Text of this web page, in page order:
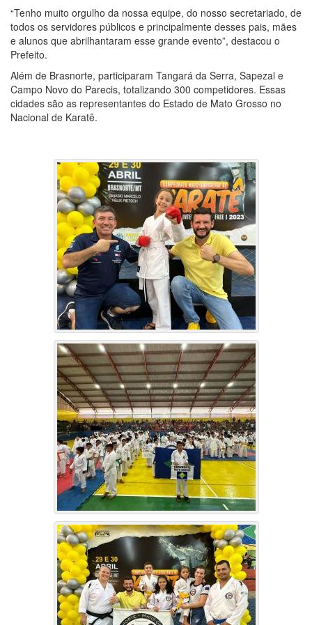
“Tenho muito orgulho da nossa equipe, do nosso secretariado, de
todos os servidores públicos e principalmente desses pais, mães
e alunos que abrilhantaram esse grande evento”, destacou o
Prefeito.
Além de Brasnorte, participaram Tangará da Serra, Sapezal e
Campo Novo do Parecis, totalizando 300 competidores. Essas
cidades são as representantes do Estado de Mato Grosso no
Nacional de Karatê.